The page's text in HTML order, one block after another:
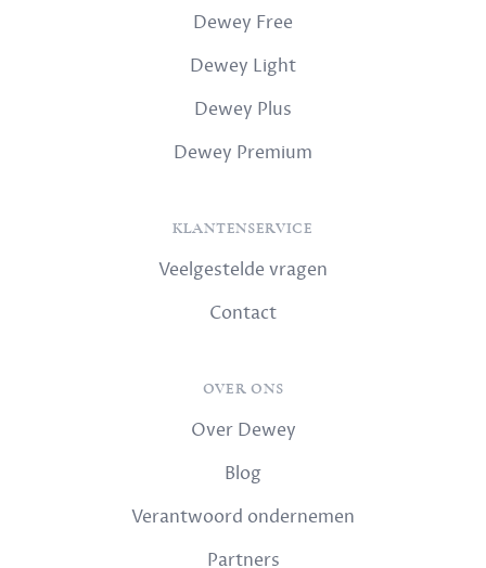
Dewey Free
Dewey Light
Dewey Plus
Dewey Premium
KLANTENSERVICE
Veelgestelde vragen
Contact
OVER ONS
Over Dewey
Blog
Verantwoord ondernemen
Partners